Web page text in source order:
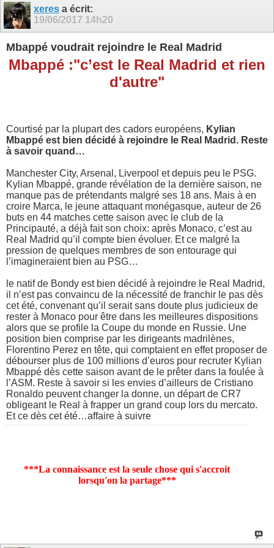
xeres a écrit:
19/06/2017 14h20
Mbappé voudrait rejoindre le Real Madrid
Mbappé :"c’est le Real Madrid et rien
d'autre"
Courtisé par la plupart des cadors européens, Kylian
Mbappé est bien décidé à rejoindre le Real Madrid. Reste
à savoir quand…
Manchester City, Arsenal, Liverpool et depuis peu le PSG.
Kylian Mbappé, grande révélation de la dernière saison, ne
manque pas de prétendants malgré ses 18 ans. Mais à en
croire Marca, le jeune attaquant monégasque, auteur de 26
buts en 44 matches cette saison avec le club de la
Principauté, a déjà fait son choix: après Monaco, c’est au
Real Madrid qu’il compte bien évoluer. Et ce malgré la
pression de quelques membres de son entourage qui
l’imagineraient bien au PSG…
le natif de Bondy est bien décidé à rejoindre le Real Madrid,
il n’est pas convaincu de la nécessité de franchir le pas dès
cet été, convenant qu’il serait sans doute plus judicieux de
rester à Monaco pour être dans les meilleures dispositions
alors que se profile la Coupe du monde en Russie. Une
position bien comprise par les dirigeants madrilènes,
Florentino Perez en tête, qui comptaient en effet proposer de
débourser plus de 100 millions d’euros pour recruter Kylian
Mbappé dès cette saison avant de le prêter dans la foulée à
l’ASM. Reste à savoir si les envies d’ailleurs de Cristiano
Ronaldo peuvent changer la donne, un départ de CR7
obligeant le Real à frapper un grand coup lors du mercato.
Et ce dès cet été…affaire à suivre
***La connaissance est la seule chose qui s'accroit
lorsqu'on la partage***